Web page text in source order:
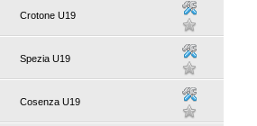
Crotone U19
Spezia U19
Cosenza U19